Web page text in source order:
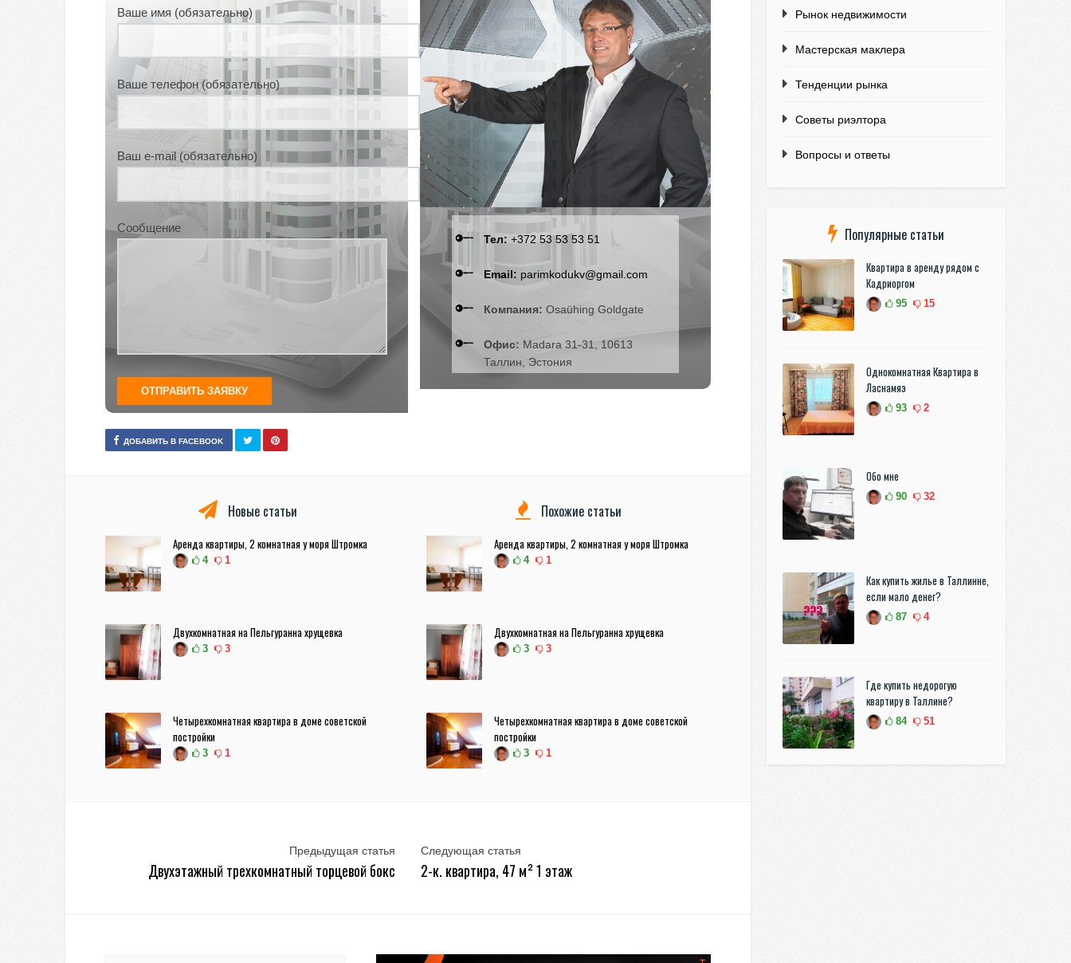
Ваше имя (обязательно)
Ваше телефон (обязательно)
Ваш e-mail (обязательно)
Сообщение
Тел: +372 53 53 53 51
Email: parimkodukv@gmail.com
Компания: Osaühing Goldgate
Офис: Madara 31-31, 10613
Таллин, Эстония
ДОБАВИТЬ В FACEBOOK
Новые статьи
Аренда квартиры, 2 комнатная у моря Штромка
4 1
Двухкомнатная на Пельгуранна хрущевка
3 3
Четырехкомнатная квартира в доме советской
постройки
3 1
Похожие статьи
Аренда квартиры, 2 комнатная у моря Штромка
4 1
Двухкомнатная на Пельгуранна хрущевка
3 3
Четырехкомнатная квартира в доме советской
постройки
3 1
Предыдущая статья
Двухэтажный трехкомнатный торцевой бокс
Следующая статья
2-к. квартира, 47 м² 1 этаж
Рынок недвижимости
Мастерская маклера
Тенденции рынка
Советы риэлтора
Вопросы и ответы
Популярные статьи
Квартира в аренду рядом с
Кадриоргом
95 15
Однокомнатная Квартира в
Ласнамяэ
93 2
Обо мне
90 32
Как купить жилье в Таллинне,
если мало денег?
87 4
Где купить недорогую
квартиру в Таллине?
84 51